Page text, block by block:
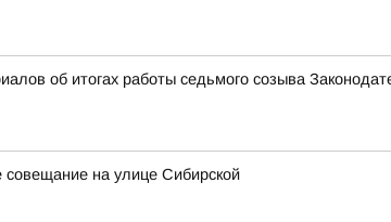
об итогах работы седьмого созыва
на улице Сибирской